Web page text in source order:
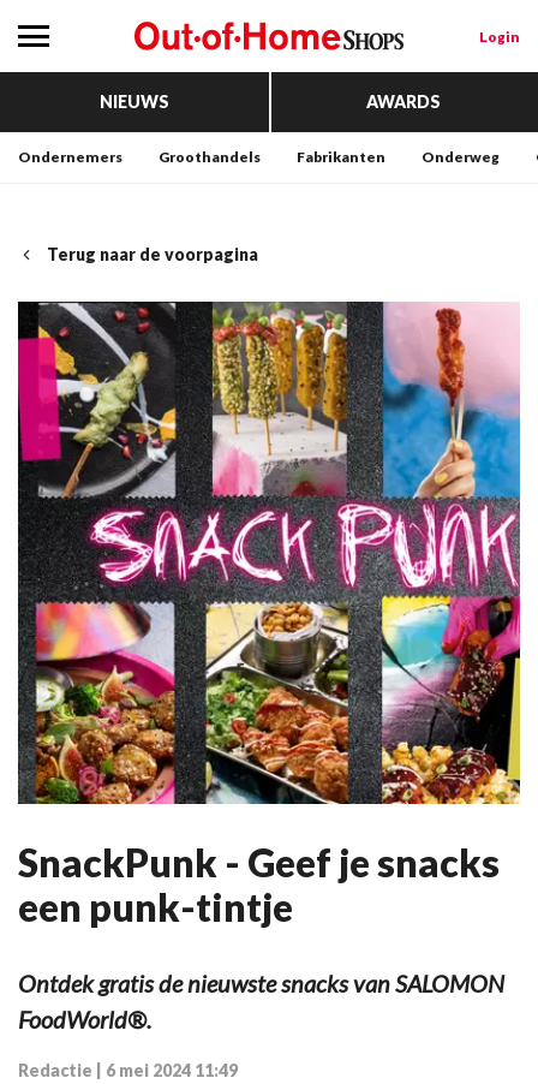
Login
NIEUWS AWARDS
Ondernemers Groothandels Fabrikanten Onderweg
Terug naar de voorpagina
SnackPunk - Geef je snacks
een punk-tintje
Ontdek gratis de nieuwste snacks van SALOMON
FoodWorld®.
Redactie 6 mei 2024 11:49